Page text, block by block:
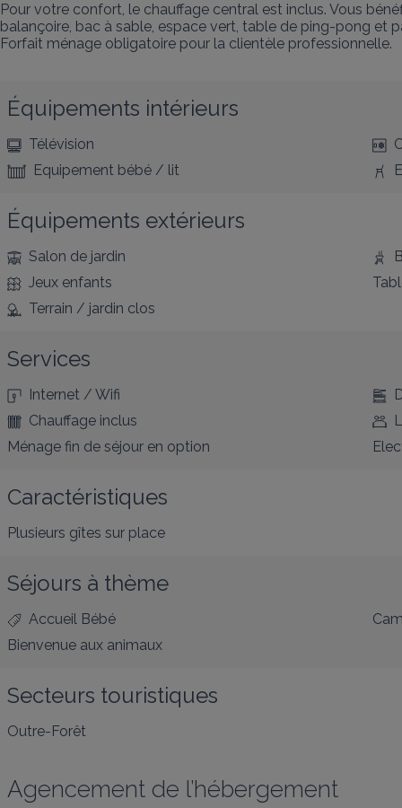
Pour votre confort, le chauffage central est inclus. Vous
balançoire, bac à sable, espace vert, table de ping-pong et
Forfait ménage obligatoire pour la clientèle professionnelle.
Équipements intérieurs
Télévision
Equipement bébé / lit
Équipements extérieurs
Salon de jardin
Jeux enfants
Terrain / jardin clos
Services
Internet / Wifi
Chauffage inclus
Ménage fin de séjour en option
Caractéristiques
Plusieurs gîtes sur place
Séjours à thème
Accueil Bébé
Bienvenue aux animaux
Secteurs touristiques
Outre-Forêt
Agencement de l’hébergement